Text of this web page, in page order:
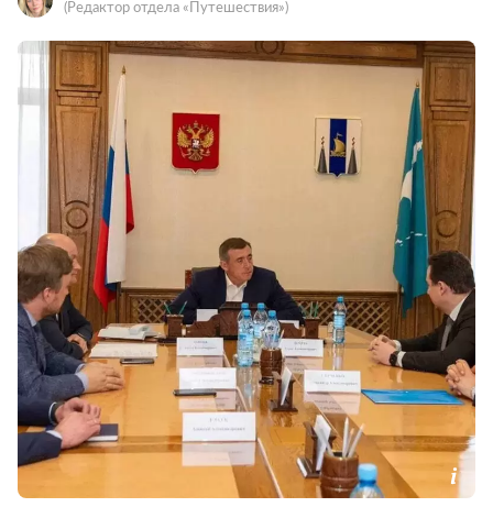
(Редактор отдела «Путешествия»)